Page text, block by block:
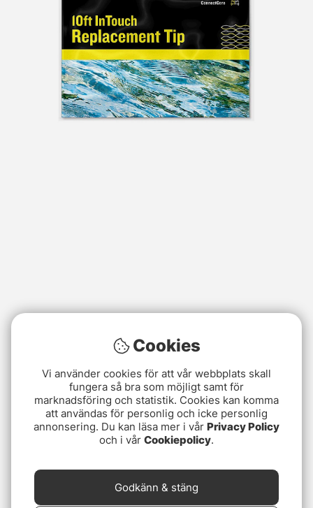
Cookies
Vi använder cookies för att vår webbplats skall
fungera så bra som möjligt samt för
marknadsföring och statistik. Cookies kan komma
att användas för personlig och icke personlig
annonsering. Du kan läsa mer i vår Privacy Policy
och i vår Cookiepolicy.
Godkänn & stäng